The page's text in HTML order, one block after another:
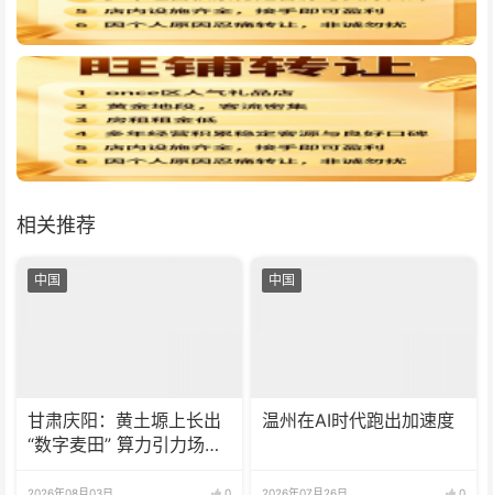
相关推荐
中国
甘肃庆阳：黄土塬上长出
“数字麦田” 算力引力场聚
中国
温州在AI时代跑出加速度